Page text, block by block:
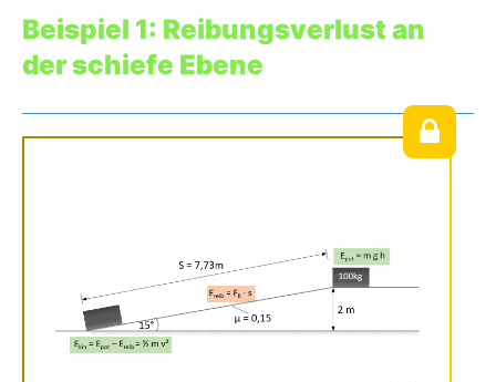
Beispiel 1: Reibungsverlust an
der schiefe Ebene